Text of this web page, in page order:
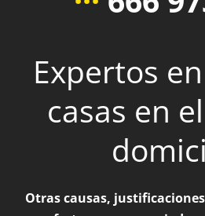
Expertos
casas en
Otras causas,